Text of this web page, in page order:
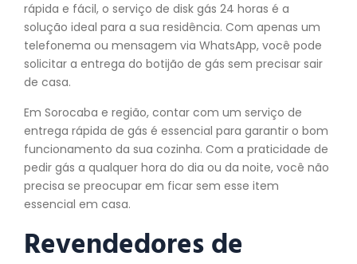
rápida e fácil, o serviço de disk gás 24 horas é a
solução ideal para a sua residência. Com apenas um
telefonema ou mensagem via WhatsApp, você pode
solicitar a entrega do botijão de gás sem precisar sair
de casa.
Em Sorocaba e região, contar com um serviço de
entrega rápida de gás é essencial para garantir o bom
funcionamento da sua cozinha. Com a praticidade de
pedir gás a qualquer hora do dia ou da noite, você não
precisa se preocupar em ficar sem esse item
essencial em casa.
Revendedores de